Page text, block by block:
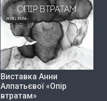
Виставка Анни
Алпатьєвої «Опір
втратам»